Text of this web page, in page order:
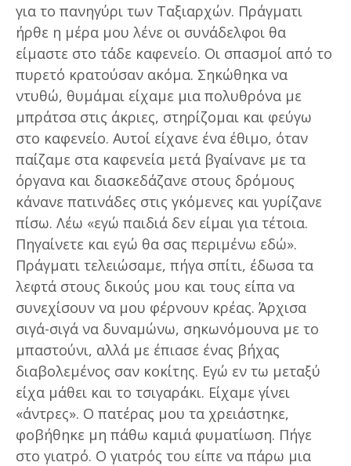
για το πανηγύρι των Ταξιαρχών. Πράγματι
ήρθε η μέρα μου λένε οι συνάδελφοι θα
είμαστε στο τάδε καφενείο. Οι σπασμοί από το
πυρετό κρατούσαν ακόμα. Σηκώθηκα να
ντυθώ, θυμάμαι είχαμε μια πολυθρόνα με
μπράτσα στις άκριες, στηρίζομαι και φεύγω
στο καφενείο. Αυτοί είχανε ένα έθιμο, όταν
παίζαμε στα καφενεία μετά βγαίνανε με τα
όργανα και διασκεδάζανε στους δρόμους
κάνανε πατινάδες στις γκόμενες και γυρίζανε
πίσω. Λέω «εγώ παιδιά δεν είμαι για τέτοια.
Πηγαίνετε και εγώ θα σας περιμένω εδώ».
Πράγματι τελειώσαμε, πήγα σπίτι, έδωσα τα
λεφτά στους δικούς μου και τους είπα να
συνεχίσουν να μου φέρνουν κρέας. Άρχισα
σιγά-σιγά να δυναμώνω, σηκωνόμουνα με το
μπαστούνι, αλλά με έπιασε ένας βήχας
διαβολεμένος σαν κοκίτης. Εγώ εν τω μεταξύ
είχα μάθει και το τσιγαράκι. Είχαμε γίνει
«άντρες». Ο πατέρας μου τα χρειάστηκε,
φοβήθηκε μη πάθω καμιά φυματίωση. Πήγε
στο γιατρό. Ο γιατρός του είπε να πάρω μια